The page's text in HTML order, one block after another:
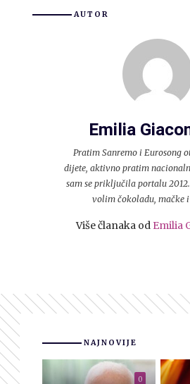
AUTOR
Emilia
Pratim Sanremo i Eurosong
dijete, aktivno pratim
sam se priključila portalu
volim čokoladu, mačke
Više članaka od Emilia
NAJNOVIJE
0